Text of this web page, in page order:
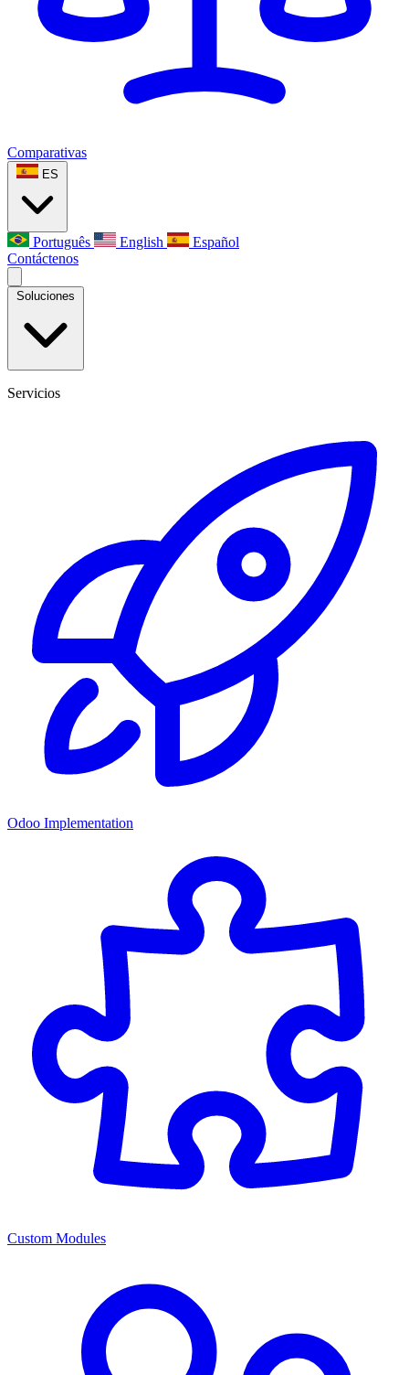
Comparativas
ES
Português English
Español
Contáctenos
Soluciones
Servicios
Odoo Implementation
Custom Modules